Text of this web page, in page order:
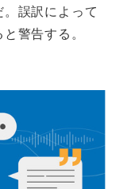
誤訳によって
警告する。